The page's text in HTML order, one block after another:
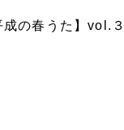
の春うた】vol.３